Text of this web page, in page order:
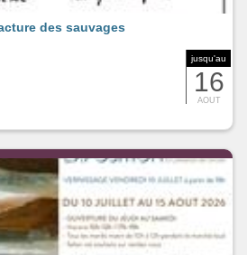
jusqu'au
16
AOUT
des sauvages